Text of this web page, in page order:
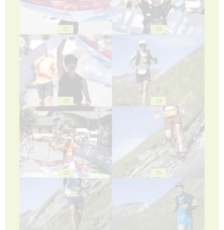
21 22
23 24
25 26